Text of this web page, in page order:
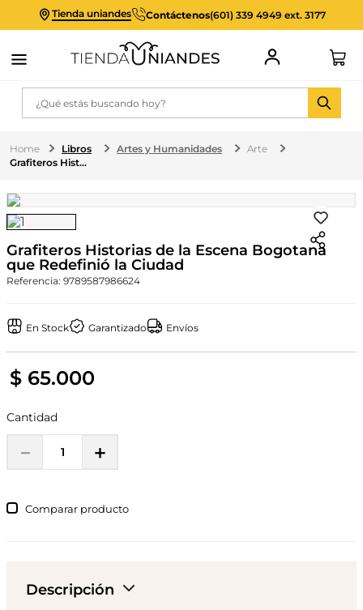
Tienda uniandes Contáctenos(601) 339 4949 ext. 3177
¿Qué estás buscando hoy?
Libros Artes y Humanidades
Arte
Grafiteros Historias de la Escena Bogotana que Redefinió la Ciudad
Grafiteros Historias de la Escena Bogotana
que Redefinió la Ciudad
Referencia: 9789587986624
En Stock Garantizado Envíos
$ 65.000
Cantidad
＋
－
Comparar
Descripción